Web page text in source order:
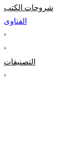
شروحات الكتب
الفتاوى
‹
‹
التصنيفات
‹